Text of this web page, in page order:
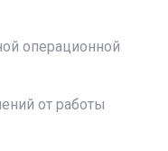
операционной
от работы